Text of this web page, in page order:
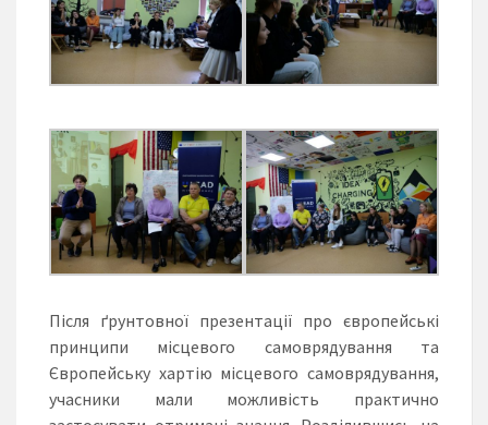
Після ґрунтовної презентації про європейські
принципи місцевого самоврядування та
Європейську хартію місцевого самоврядування,
учасники мали можливість практично